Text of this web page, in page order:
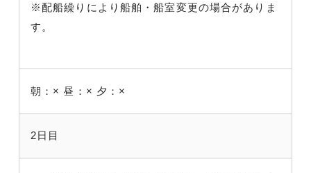
※配船繰りにより船舶・船室変更の場合がありま
す。
朝：× 昼：× 夕：×
2日目